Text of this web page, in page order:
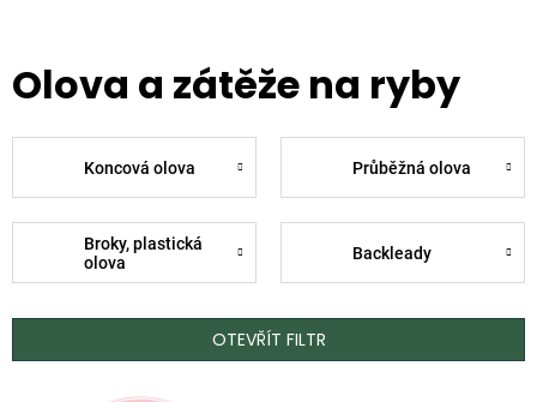
Olova a zátěže na ryby
Koncová olova Průběžná olova
Broky, plastická
olova
Backleady
OTEVŘÍT FILTR